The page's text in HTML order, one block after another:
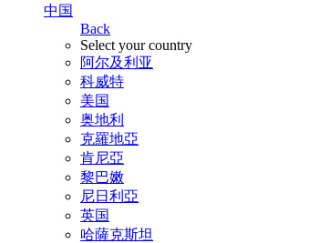
中国
Back
Select your country
阿尔及利亚
科威特
美国
奥地利
克羅地亞
肯尼亞
黎巴嫩
尼日利亞
英国
哈薩克斯坦